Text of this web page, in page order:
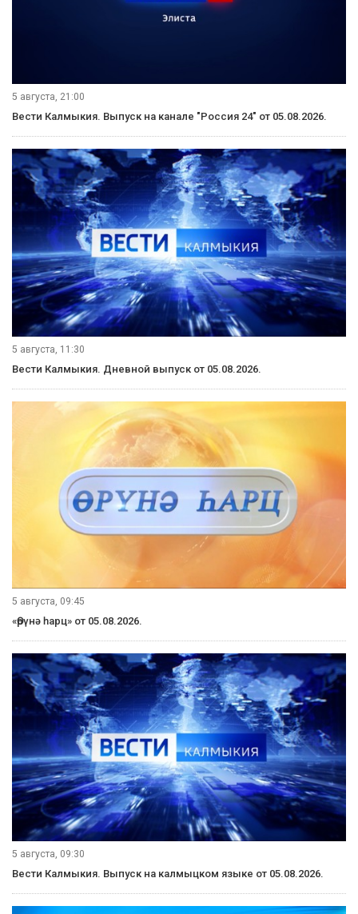
5 августа, 21:00
Вести Калмыкия. Выпуск на канале "Россия 24" от 05.08.2026.
5 августа, 11:30
Вести Калмыкия. Дневной выпуск от 05.08.2026.
5 августа, 09:45
«Өрүнә һарц» от 05.08.2026.
5 августа, 09:30
Вести Калмыкия. Выпуск на калмыцком языке от 05.08.2026.